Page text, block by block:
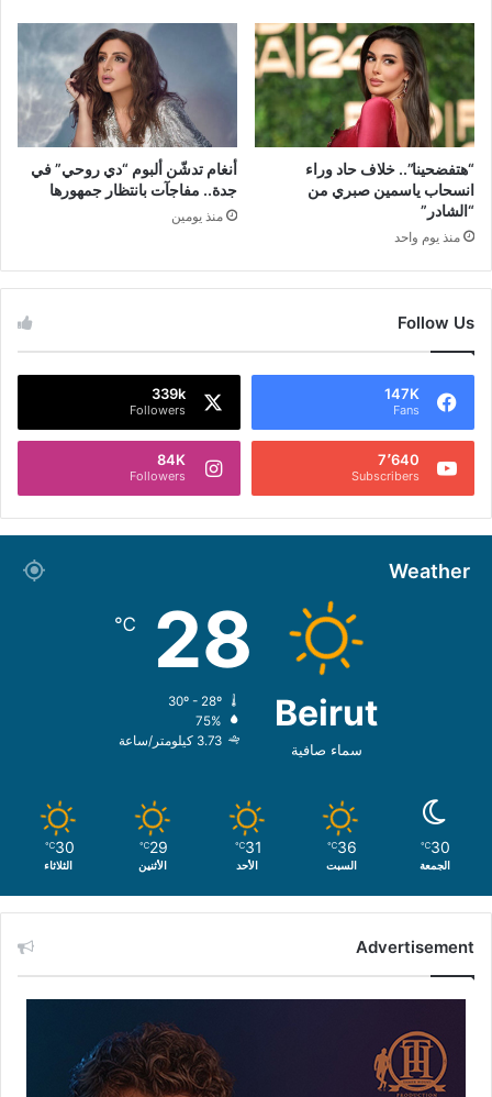
“هتفضحينا”.. خلاف حاد وراء
انسحاب ياسمين صبري من
“الشادر”
منذ يوم واحد
أنغام تدشّن ألبوم “دي روحي” في
جدة.. مفاجآت بانتظار جمهورها
منذ يومين
Follow Us
147K
Fans
339k
Followers
7٬640
Subscribers
84K
Followers
Weather
Beirut
سماء صافية
28
℃
75%
3.73 كيلومتر/ساعة
30
℃
الجمعة
36
℃
السبت
31
℃
الأحد
29
℃
الأثنين
30
℃
الثلاثاء
Advertisement